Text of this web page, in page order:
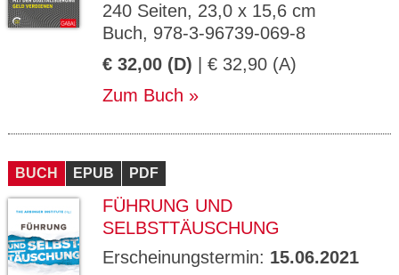
240 Seiten, 23,0 x 15,6 cm
Buch, 978-3-96739-069-8
€ 32,00 (D) | € 32,90 (A)
Zum Buch
BUCH EPUB PDF
FÜHRUNG UND
SELBSTTÄUSCHUNG
Erscheinungstermin: 15.06.2021